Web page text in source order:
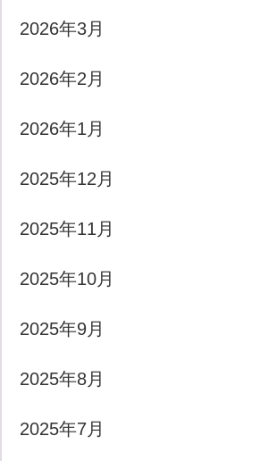
2026年3月
2026年2月
2026年1月
2025年12月
2025年11月
2025年10月
2025年9月
2025年8月
2025年7月